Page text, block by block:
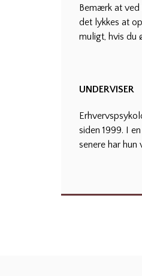
Bemærk at ved
det lykkes at
muligt, hvis du
UNDERVISER
siden 1999. I
senere har